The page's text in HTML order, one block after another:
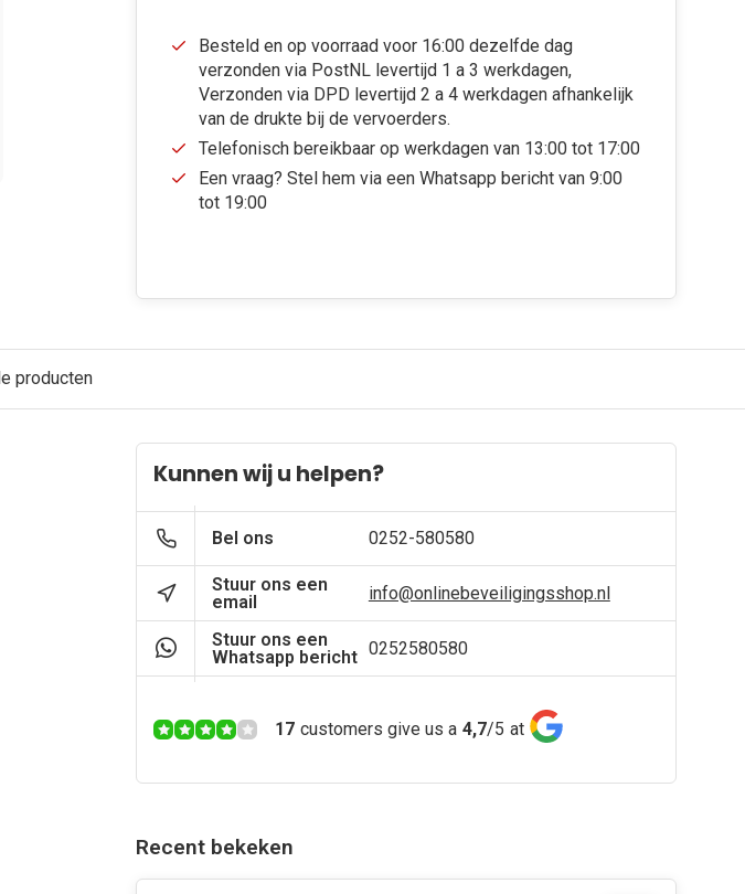
Besteld en op voorraad voor 16:00 dezelfde dag
verzonden via PostNL levertijd 1 a 3 werkdagen,
Verzonden via DPD levertijd 2 a 4 werkdagen afhankelijk
van de drukte bij de vervoerders.
Telefonisch bereikbaar op werkdagen van 13:00 tot 17:00
Een vraag? Stel hem via een Whatsapp bericht van 9:00
tot 19:00
producten
Kunnen wij u helpen?
Bel ons 0252-580580
Stuur ons een
email
info@onlinebeveiligingsshop.nl
Stuur ons een
Whatsapp bericht 0252580580
17 customers give us a 4,7/5 at
Recent bekeken